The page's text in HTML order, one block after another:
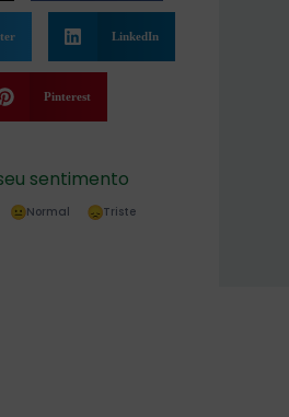
LinkedIn
Pinterest
sentimento
Normal Triste